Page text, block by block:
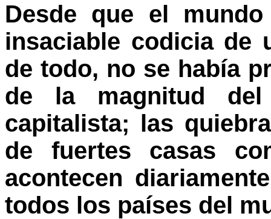
Desde que el
insaciable codicia de
de todo, no se había
de la magnitud
capitalista; las
de fuertes casas
acontecen
todos los países del